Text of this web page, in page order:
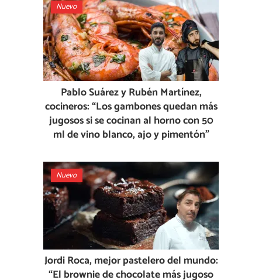
Nuevo
Pablo Suárez y Rubén Martínez,
cocineros: “Los gambones quedan más
jugosos si se cocinan al horno con 50
ml de vino blanco, ajo y pimentón”
Nuevo
Jordi Roca, mejor pastelero del mundo:
“El brownie de chocolate más jugoso